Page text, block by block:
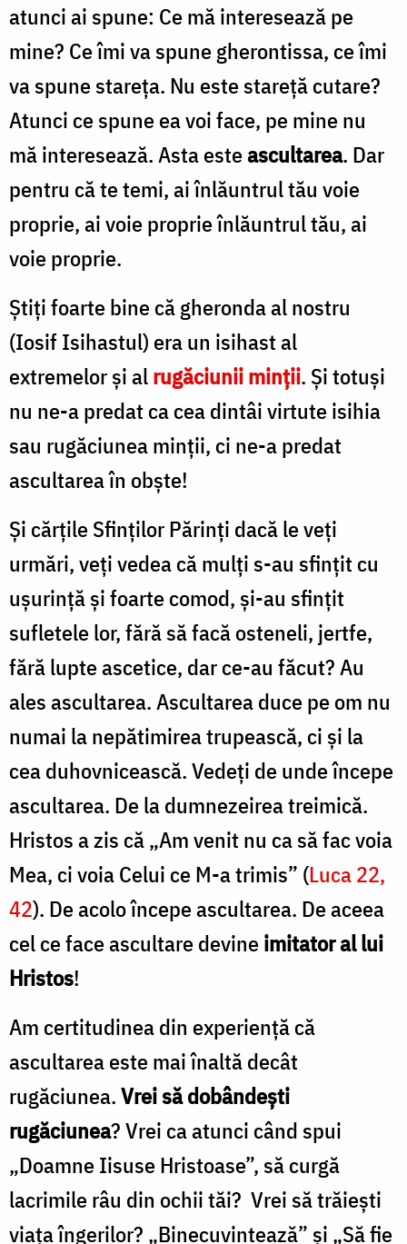
atunci ai spune: Ce mă interesează pe
mine? Ce îmi va spune gherontissa, ce îmi
va spune stareța. Nu este stareță cutare?
Atunci ce spune ea voi face, pe mine nu
mă interesează. Asta esteascultarea. Dar
pentru că te temi, ai înlăuntrul tău voie
proprie, ai voie proprie înlăuntrul tău, ai
voie proprie.
Știți foarte bine că gheronda al nostru
(Iosif Isihastul) era un isihast al
extremelor și alrugăciunii minții. Și totuși
nu ne-a predat ca cea dintâi virtute isihia
sau rugăciunea minții, ci ne-a predat
ascultarea în obște!
Și cărțile Sfinților Părinți dacă le veți
urmări, veți vedea că mulți s-au sfințit cu
ușurință și foarte comod, și-au sfințit
sufletele lor, fără să facă osteneli, jertfe,
fără lupte ascetice, dar ce-au făcut? Au
ales ascultarea. Ascultarea duce pe om nu
numai la nepătimirea trupească, ci și la
cea duhovnicească. Vedeți de unde începe
ascultarea. De la dumnezeirea treimică.
Hristos a zis că „Am venit nu ca să fac voia
Mea, ci voia Celui ce M-a trimis” (Luca 22,
42). De acolo începe ascultarea. De aceea
cel ce face ascultare devineimitator al lui
Hristos!
Am certitudinea din experiență că
ascultarea este mai înaltă decât
rugăciunea.Vrei să dobândești
rugăciunea? Vrei ca atunci când spui
„Doamne Iisuse Hristoase”, să curgă
lacrimile râu din ochii tăi? Vrei să trăiești
viața îngerilor? „Binecuvintează” și „Să fie